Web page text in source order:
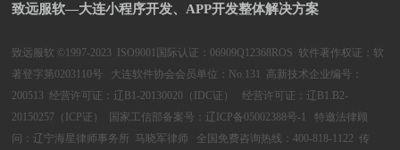
致远服软—大连小程序开发、APP开发整体解决方案
致远服软 ©1997-2023 ISO9001国际认证：06909Q12368ROS 软件著作权证：软
著登字第0203110号 大连软件协会会员单位：No.131 高新技术企业编号：
200513 经营许可证：辽B1-20130020（IDC证） 经营许可证：辽B1.B2-
20150257（ICP证） 国家工信部备案号：辽ICP备05002388号-1
特邀法律顾
问：辽宁海星律师事务所 马晓军律师 全国免费咨询热线：400-818-1122 传